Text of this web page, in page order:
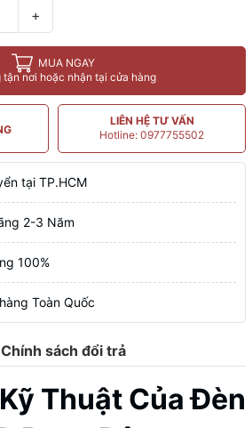
+
MUA NGAY
tận nơi hoặc nhận tại cửa hàng
LIÊN HỆ TƯ VẤN
Hotline: 0977755502
tại TP.HCM
2-3 Năm
100%
Toàn Quốc
Chính sách đổi trả
Thuật Của Đèn